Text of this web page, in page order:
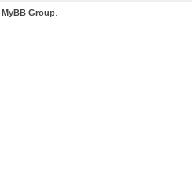
MyBB Group